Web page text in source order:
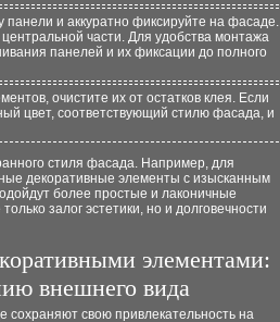
и аккуратно фиксируйте на фасаде.
части. Для удобства монтажа
панелей и их фиксации до полного
очистите их от остатков клея. Если
цвет, соответствующий стилю фасада, и
стиля фасада. Например, для
декоративные элементы с изысканным
более простые и лаконичные
залог эстетики, но и долговечности
элементами:
внешнего вида
свою привлекательность на